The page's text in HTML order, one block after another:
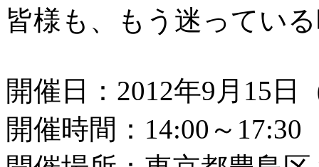
皆様も、もう迷ってい
開催日：2012年9月15日
開催時間：14:00～17:30